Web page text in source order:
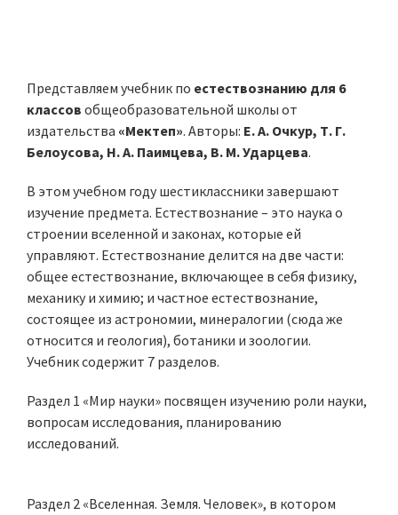
Представляем учебник по естествознанию для 6
классов общеобразовательной школы от
издательства «Мектеп». Авторы: Е. А. Очкур, Т. Г.
Белоусова, Н. А. Паимцева, В. М. Ударцева.
В этом учебном году шестиклассники завершают
изучение предмета. Естествознание – это наука о
строении вселенной и законах, которые ей
управляют. Естествознание делится на две части:
общее естествознание, включающее в себя физику,
механику и химию; и частное естествознание,
состоящее из астрономии, минералогии (сюда же
относится и геология), ботаники и зоологии.
Учебник содержит 7 разделов.
Раздел 1 «Мир науки» посвящен изучению роли науки,
вопросам исследования, планированию
исследований.
Раздел 2 «Вселенная. Земля. Человек», в котором